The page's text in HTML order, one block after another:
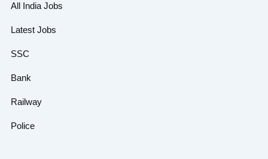
All India Jobs
Latest Jobs
SSC
Bank
Railway
Police